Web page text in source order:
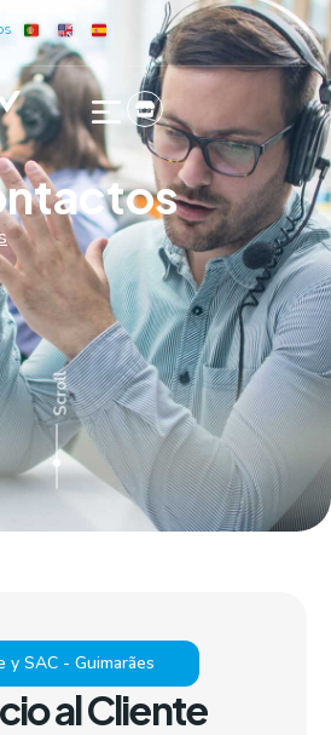
Scroll
y SAC - Guimarães
al Cliente